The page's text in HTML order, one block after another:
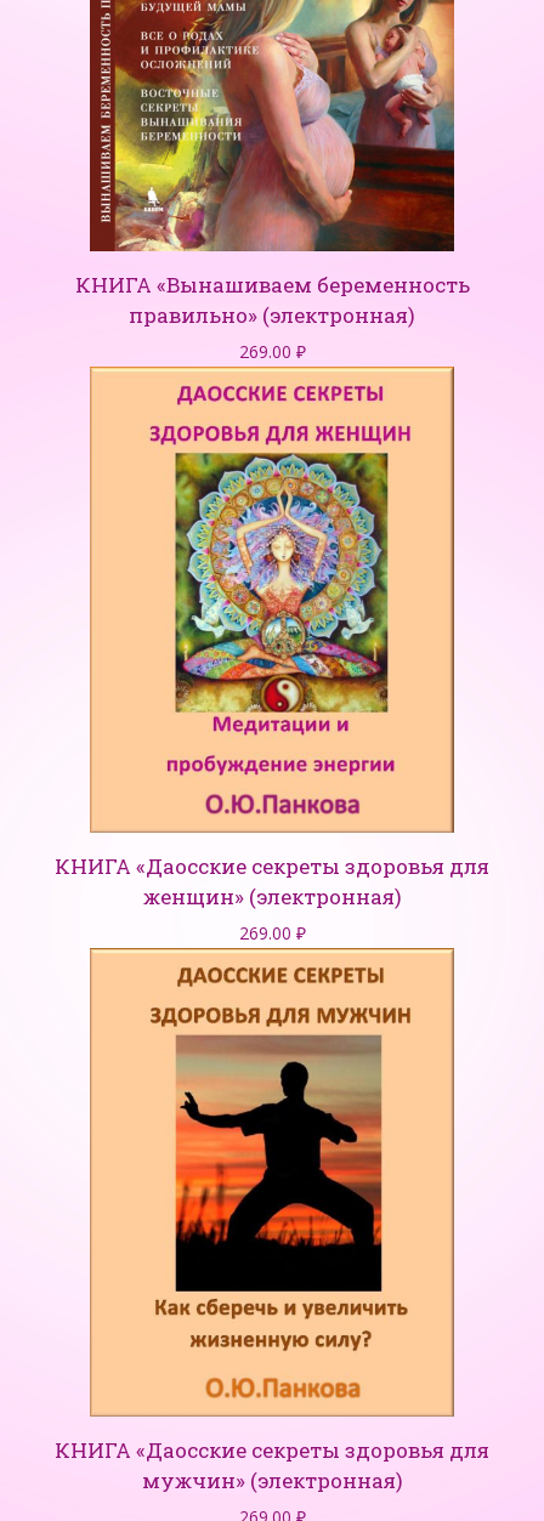
КНИГА «Вынашиваем беременность
правильно» (электронная)
269.00 ₽
КНИГА «Даосские секреты здоровья для
женщин» (электронная)
269.00 ₽
КНИГА «Даосские секреты здоровья для
мужчин» (электронная)
269.00 ₽